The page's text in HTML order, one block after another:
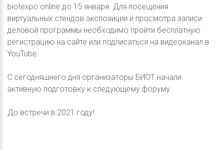
biotexpo.online до 15 января. Для посещения
виртуальных стендов экспозиции и просмотра записи
деловой программы необходимо пройти бесплатную
регистрацию на сайте или подписаться на видеоканал в
YouTube.
С сегодняшнего дня организаторы БИОТ начали
активную подготовку к следующему форуму.
До встречи в 2021 году!